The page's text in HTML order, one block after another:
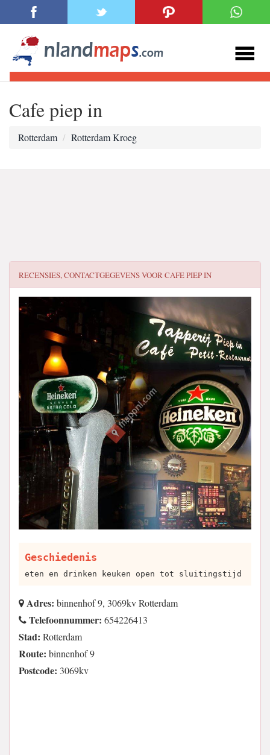
Cafe piep in
Rotterdam Rotterdam Kroeg
RECENSIES, CONTACTGEGEVENS VOORCAFE PIEP IN
Geschiedenis
eten en drinken keuken open tot sluitingstijd
Adres: binnenhof 9, 3069kv Rotterdam
Telefoonnummer: 654226413
Stad: Rotterdam
Route: binnenhof 9
Postcode: 3069kv